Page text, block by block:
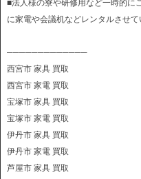
■法人様の寮や研修用など一時的に
に家電や会議机などレンタルさせて
─────────────
西宮市 家具 買取
西宮市 家電 買取
宝塚市 家具 買取
宝塚市 家電 買取
伊丹市 家具 買取
伊丹市 家電 買取
芦屋市 家具 買取